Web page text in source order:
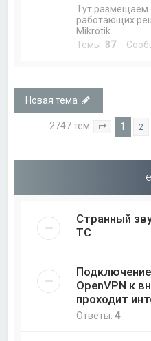
Тут размещаем
работающих
Mikrotik
Темы: 37
Новая тема
2747 тем Страница
1 2
Странный
TC
OpenVPN к
проходит
Ответы:4